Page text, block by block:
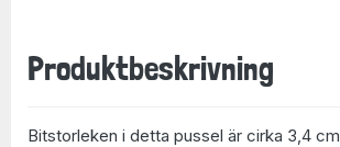
Produktbeskrivning
Bitstorleken i detta pussel är cirka 3,4 cm